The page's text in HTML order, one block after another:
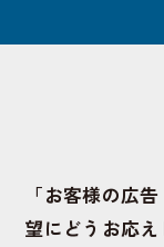
「お客様の広
望にどうお応え